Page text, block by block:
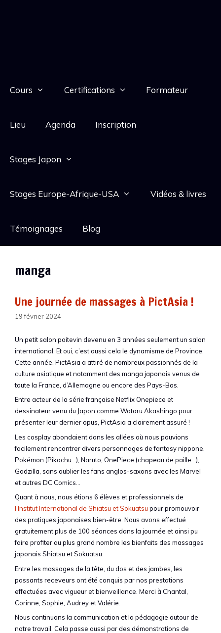
Cours Certifications Formateur
Lieu Agenda Inscription
Stages Japon
Stages Europe-Afrique-USA Vidéos & livres
Témoignages Blog
manga
Une journée de massages à PictAsia !
19 février 2024
Un petit salon poitevin devenu en 3 années seulement un salon
international. Et oui, c’est aussi cela le dynamisme de Province.
Cette année, PictAsia a attiré de nombreux passionnés de la
culture asiatique et notamment des manga japonais venus de
toute la France, d’Allemagne ou encore des Pays-Bas.
Entre acteur de la série française Netflix Onepiece et
dessinateur venu du Japon comme Wataru Akashingo pour
présenter leur dernier opus, PictAsia a clairement assuré !
Les cosplayabondaient dans les allées où nous pouvions
facilement rencontrer divers personnages de fantasy nippone,
Pokémon (Pikachu…), Naruto, OnePiece (chapeau de paille…),
Godzilla, sans oublier les fans anglos-saxons avec les Marvel
et autres DC Comics…
Quant à nous, nous étions 6 élèves et professionnels de
l’Institut International de Shiatsu et Sokuatsu pour promouvoir
des pratiques japonaises bien-être. Nous avons effectué
gratuitement plus de 100 séances dans la journée et ainsi pu
faire profiter au plus grand nombre les bienfaits des massages
japonais Shiatsu et Sokuatsu.
Entre les massages de la tête, du dos et des jambes, les
passants receveurs ont été conquis par nos prestations
effectuées avec vigueur et bienveillance. Merci à Chantal,
Corinne, Sophie, Audrey et Valérie.
Nous continuons la communication et la pédagogie autour de
notre travail. Cela passe aussi par des démonstrations de